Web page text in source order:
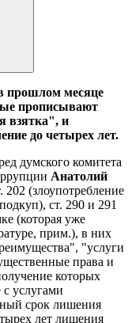
прошлом месяце
прописывают
взятка", и
до четырех лет.
думского комитета
Анатолий
202 (злоупотребление
ст. 290 и 291
(которая уже
прим.), в них
"услуги
права и
которых
с услугами
срок лишения
лет лишения